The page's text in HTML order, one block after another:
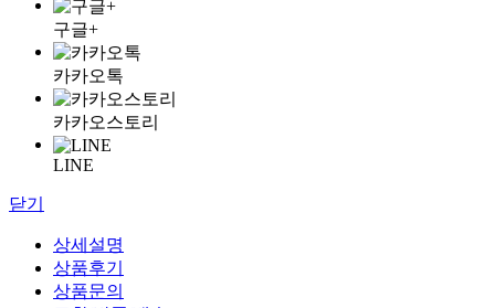
구글+
카카오톡
카카오스토리
LINE
닫기
상세설명
상품후기
상품문의